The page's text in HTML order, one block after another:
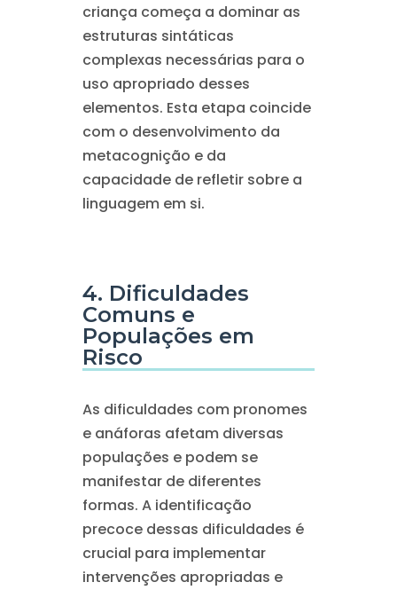
criança começa a dominar as
estruturas sintáticas
complexas necessárias para o
uso apropriado desses
elementos. Esta etapa coincide
com o desenvolvimento da
metacognição e da
capacidade de refletir sobre a
linguagem em si.
4. Dificuldades
Comuns e
Populações em
Risco
As dificuldades com pronomes
e anáforas afetam diversas
populações e podem se
manifestar de diferentes
formas. A identificação
precoce dessas dificuldades é
crucial para implementar
intervenções apropriadas e